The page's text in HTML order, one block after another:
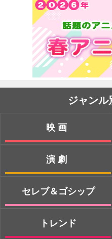
ジャンル
映画
演劇
セレブ＆ゴシップ
トレンド